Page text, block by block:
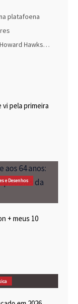
platafoena
Hawks…
pela primeira
e Desenhos
+ meus 10